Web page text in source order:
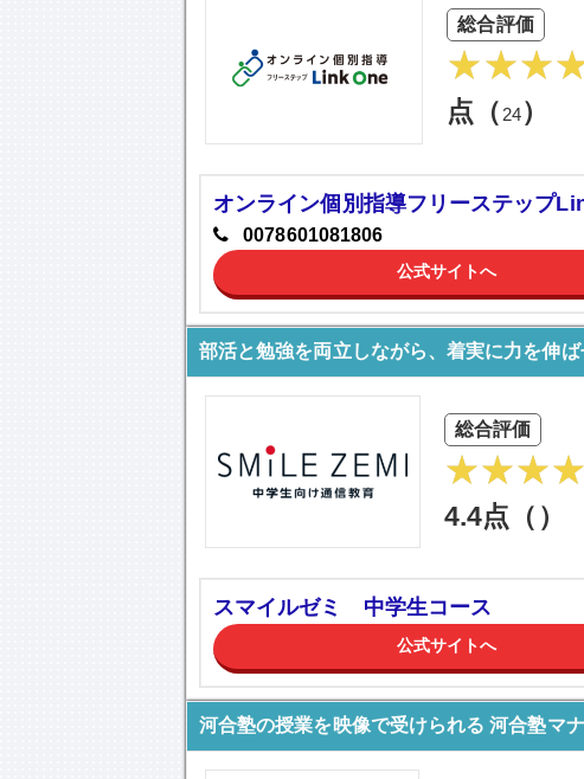
総合評価
点（ 24）
オンライン個別指導フリーステップ
0078601081806
公式サイトへ
部活と勉強を両立しながら、着実に力を伸
総合評価
4.4点（ ）
スマイルゼミ 中学生コース
公式サイトへ
河合塾の授業を映像で受けられる 河合塾マ